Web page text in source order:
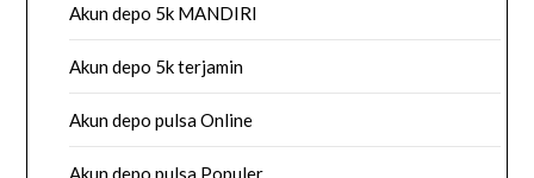
Akun depo 5k MANDIRI
Akun depo 5k terjamin
Akun depo pulsa Online
Akun depo pulsa Populer